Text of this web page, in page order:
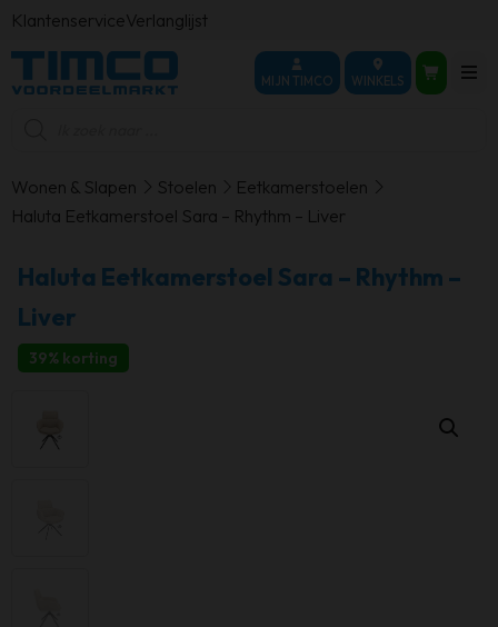
KlantenserviceVerlanglijst
MIJN TIMCO WINKELS
Wonen & Slapen Stoelen
Eetkamerstoelen
Haluta Eetkamerstoel Sara – Rhythm – Liver
Haluta Eetkamerstoel Sara – Rhythm –
Liver
39% korting